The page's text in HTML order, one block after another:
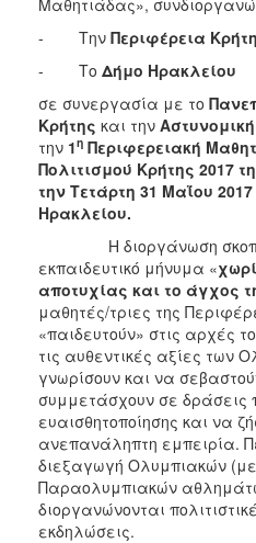
ΔΗΜΟΣ
ΠΟΛΙΤΙΣΜΟΣ
ΑΝΘΕΚΤΙΚΗ
ΠΟΛΗ
- Την Περιφέρεια
- Το Δήμο Ηρακλείου
σε συνεργασία με το
Κρήτης και την
την 1η Περιφερειακή
Πολιτισμού Κρήτης 2017
την Τετάρτη 31 Μαΐου 2017
Ηρακλείου.
Η διοργάνωση σκοπό
εκπαιδευτικό μήνυμα «
αποτυχίας και το άγχος
μαθητές/τριες της
«παιδευτούν» στις αρχές
τις αυθεντικές αξίες των
γνωρίσουν και να
συμμετάσχουν σε δράσεις
ευαισθητοποίησης και να
ανεπανάληπτη εμπειρία.
διεξαγωγή Ολυμπιακών
Παραολυμπιακών
διοργανώνονται
εκδηλώσεις.